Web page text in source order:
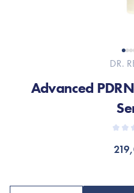
DR.
Advanced